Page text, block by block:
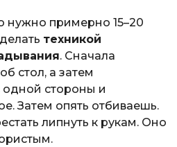
нужно примерно 15–20
техникой
. Сначала
стол, а затем
одной стороны и
Затем опять отбиваешь.
липнуть к рукам. Оно